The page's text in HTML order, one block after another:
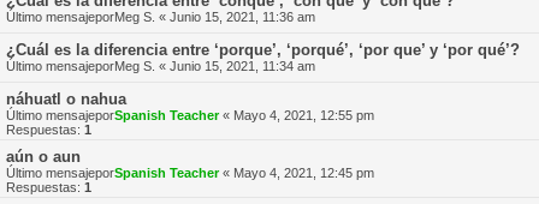
Último mensajeporMeg S. « Junio 15, 2021, 11:36 am
¿Cuál es la diferencia entre ‘porque’, ‘porqué’, ‘por que’ y ‘por qué’?
Último mensajeporMeg S. « Junio 15, 2021, 11:34 am
náhuatl o nahua
Último mensajeporSpanish Teacher« Mayo 4, 2021, 12:55 pm
Respuestas: 1
aún o aun
Último mensajeporSpanish Teacher« Mayo 4, 2021, 12:45 pm
Respuestas: 1